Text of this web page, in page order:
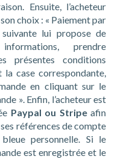
Ensuite, l’acheteur
choix : « Paiement par
suivante lui propose de
prendre
présentes conditions
la case correspondante,
en cliquant sur le
». Enfin, l’acheteur est
Paypal ou Stripeafin
références de compte
personnelle. Si le
est enregistrée et le